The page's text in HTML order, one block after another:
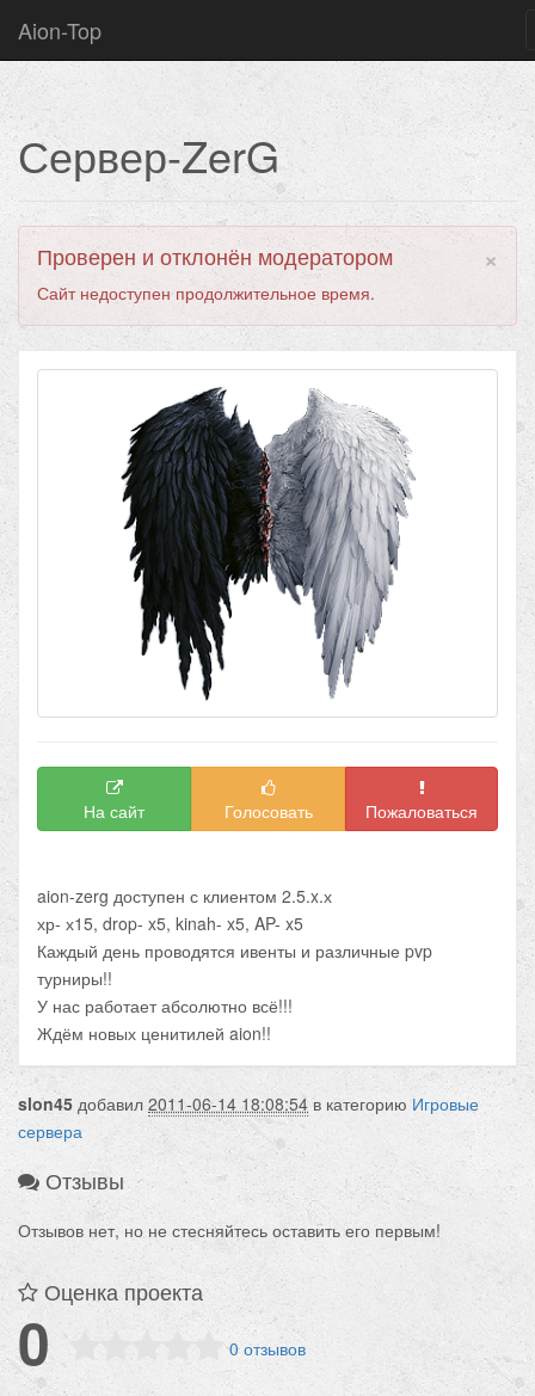
Aion-Top
Сервер-ZerG
×
Проверен и отклонён модератором
Сайт недоступен продолжительное время.
На сайт Голосовать Пожаловаться
aion-zerg доступен с клиентом 2.5.x.х
хр- х15, drop- x5, kinah- x5, AP- x5
Каждый день проводятся ивенты и различные pvp
турниры!!
У нас работает абсолютно всё!!!
Ждём новых ценитилей aion!!
slon45 добавил 2011-06-14 18:08:54в категорию Игровые
сервера
Отзывы
Отзывов нет, но не стесняйтесь оставить его первым!
Оценка проекта
0 0 отзывов